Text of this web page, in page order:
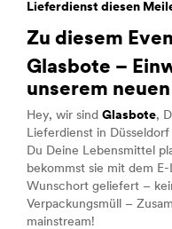
Lieferdienst diesen
Zu diesem
Glasbote –
unserem
Hey, wir sind Glasbote,
Lieferdienst in
Du Deine Lebensmittel
bekommst sie mit dem
Wunschort geliefert –
Verpackungsmüll –
mainstream!